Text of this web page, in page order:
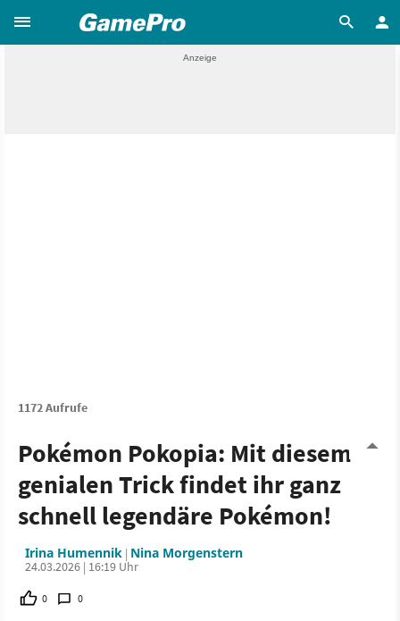
1172 Aufrufe
Pokémon Pokopia: Mit diesem
genialen Trick findet ihr ganz
schnell legendäre Pokémon!
Irina Humennik | Nina Morgenstern
24.03.2026 | 16:19 Uhr
0 0